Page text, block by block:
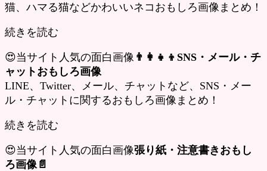
猫、ハマる猫などかわいいネコおもしろ画像まとめ！
続きを読む
😍当サイト人気の面白画像 👨‍👩‍👧‍👦SNS・メール・チ
ャットおもしろ画像
LINE、Twitter、メール、チャットなど、SNS・メー
ル・チャットに関するおもしろ画像まとめ！
続きを読む
😍当サイト人気の面白画像張り紙・注意書きおもし
ろ画像📄